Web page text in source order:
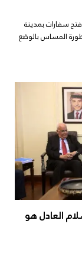
سفارات بمدينة
المساس بالوضع
العادل هو